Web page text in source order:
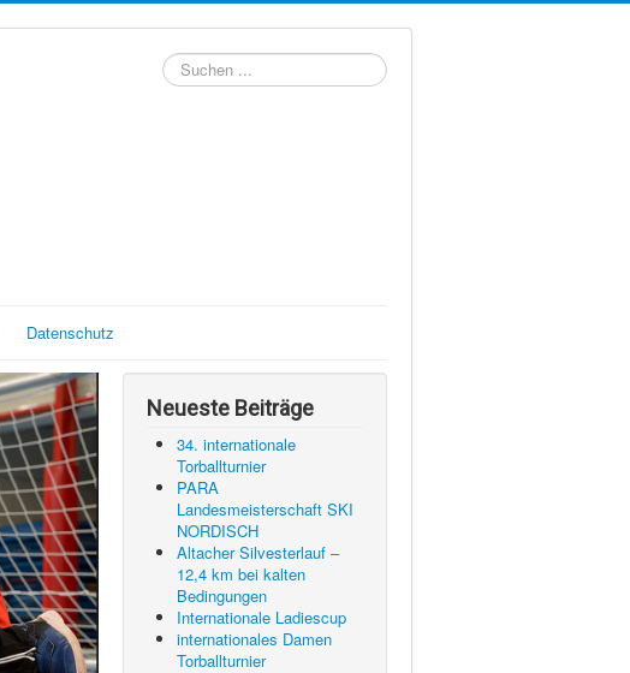
Suchen
...
Datenschutz
Neueste Beiträge
34. internationale
Torballturnier
PARA
Landesmeisterschaft SKI
NORDISCH
Altacher Silvesterlauf –
12,4 km bei kalten
Bedingungen
Internationale Ladiescup
internationales Damen
Torballturnier